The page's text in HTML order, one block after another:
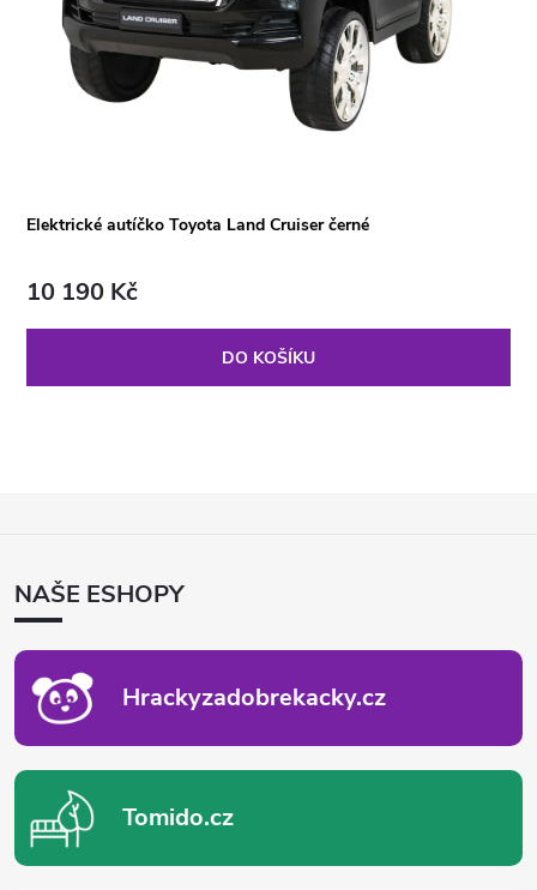
Elektrické autíčko Toyota Land Cruiser černé
10 190 Kč
DO KOŠÍKU
ANAŠE ESHOPY
Hrackyzadobrekacky.cz
Tomido.cz